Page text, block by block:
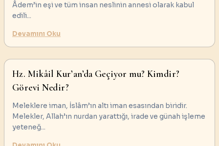
Âdem’in eşi ve tüm insan neslinin annesi olarak kabul
edili...
Devamını Oku
Hz. Mikâil Kur’an’da Geçiyor mu? Kimdir?
Görevi Nedir?
Meleklere iman, İslâm’ın altı iman esasından biridir.
Melekler, Allah’ın nurdan yarattığı, irade ve günah işleme
yeteneğ...